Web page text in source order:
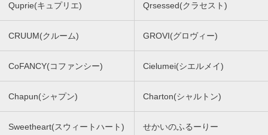
Quprie(キュプリエ) Qrsessed(クラセスト)
CRUUM(クルーム) GROVI(グロヴィー)
CoFANCY(コファンシー) Cielumei(シエルメイ)
Chapun(シャプン) Charton(シャルトン)
Sweetheart(スウィートハート) せかいのふるーりー